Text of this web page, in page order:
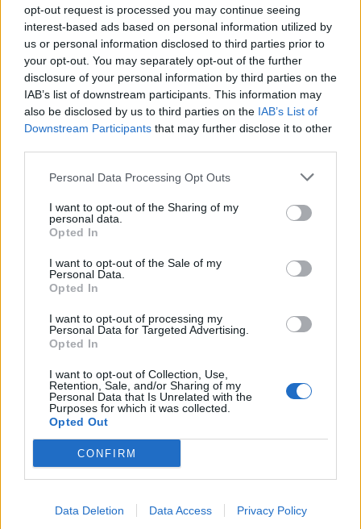
opt-out request is processed you may continue seeing
interest-based ads based on personal information utilized by
us or personal information disclosed to third parties prior to
your opt-out. You may separately opt-out of the further
disclosure of your personal information by third parties on the
IAB’s list of downstream participants. This information may
also be disclosed by us to third parties on the IAB’s List of
Downstream Participants that may further disclose it to other
Personal Data Processing Opt Outs
I want to opt-out of the Sharing of my
personal data.
Opted In
I want to opt-out of the Sale of my
Personal Data.
Opted In
I want to opt-out of processing my
Personal Data for Targeted Advertising.
Opted In
I want to opt-out of Collection, Use,
Retention, Sale, and/or Sharing of my
Personal Data that Is Unrelated with the
Purposes for which it was collected.
Opted Out
CONFIRM
Data Deletion Data Access Privacy Policy
2 Ιουνίου 2022
Πέντε μυστικά των
δερματολόγων για λαμπερό
πρόσωπο
15 Σεπτεμβρίου 2021
2
9 πράγματα που δεν πρέπει να
λέτε σε έναν επισκέπτη
27 Φεβρουαρίου 2026
Πάνω από 100 μωρά έχουν
γεννηθεί μέσω εξωσωματικής, με
την υποστήριξη της Be-Live
27 Φεβρουαρίου 2026
πάντα μετά την άσκηση